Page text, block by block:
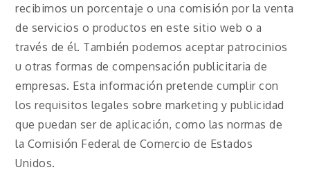
recibimos un porcentaje o una comisión por la venta
de servicios o productos en este sitio web o a
través de él. También podemos aceptar patrocinios
u otras formas de compensación publicitaria de
empresas. Esta información pretende cumplir con
los requisitos legales sobre marketing y publicidad
que puedan ser de aplicación, como las normas de
la Comisión Federal de Comercio de Estados
Unidos.